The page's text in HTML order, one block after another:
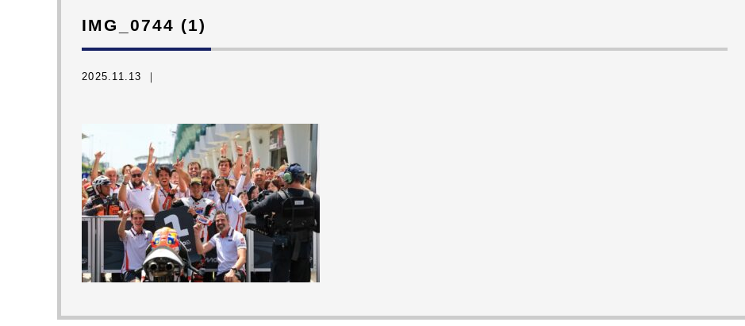
IMG_0744 (1)
2025.11.13 ｜